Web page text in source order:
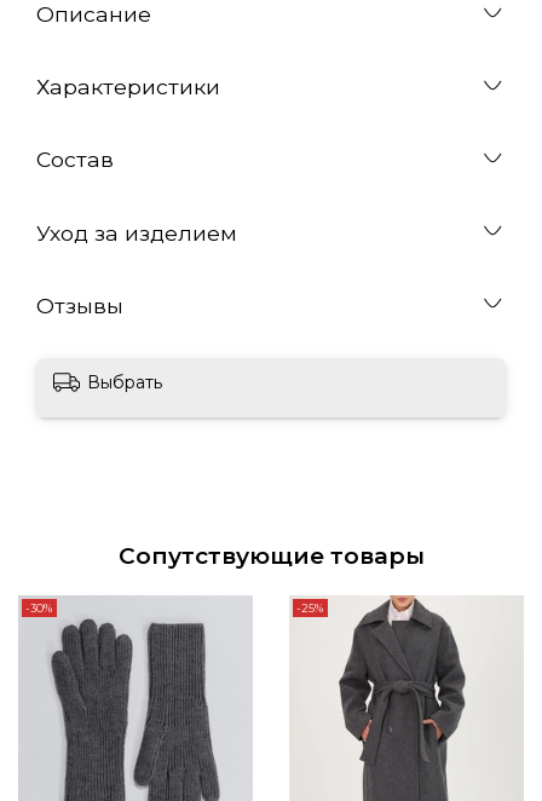
Описание
Характеристики
Состав
Уход за изделием
Отзывы
Выбрать
Сопутствующие товары
-30% -25%